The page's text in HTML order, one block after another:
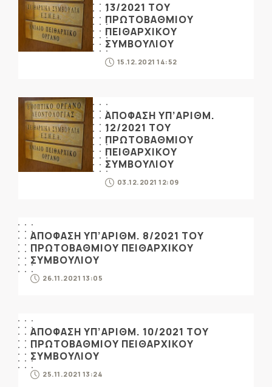
13/2021 ΤΟΥ
ΠΡΩΤΟΒΑΘΜΙΟΥ
ΠΕΙΘΑΡΧΙΚΟΥ
ΣΥΜΒΟΥΛΙΟΥ
15.12.2021 14:52
ΑΠΟΦΑΣΗ ΥΠ’ΑΡΙΘΜ.
12/2021 ΤΟΥ
ΠΡΩΤΟΒΑΘΜΙΟΥ
ΠΕΙΘΑΡΧΙΚΟΥ
ΣΥΜΒΟΥΛΙΟΥ
03.12.2021 12:09
ΑΠΟΦΑΣΗ ΥΠ’ΑΡΙΘΜ. 8/2021 ΤΟΥ
ΠΡΩΤΟΒΑΘΜΙΟΥ ΠΕΙΘΑΡΧΙΚΟΥ
ΣΥΜΒΟΥΛΙΟΥ
26.11.2021 13:05
ΑΠΟΦΑΣΗ ΥΠ’ΑΡΙΘΜ. 10/2021 ΤΟΥ
ΠΡΩΤΟΒΑΘΜΙΟΥ ΠΕΙΘΑΡΧΙΚΟΥ
ΣΥΜΒΟΥΛΙΟΥ
25.11.2021 13:24